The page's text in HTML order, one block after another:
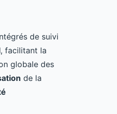
de suivi
, facilitant la
globale des
de la